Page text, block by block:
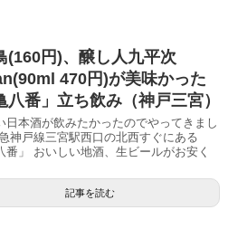
(160円)、醸し人九平次
470円)が美味かった
八番」立ち飲み（神戸三宮）
日本酒が飲みたかったのでやってきまし
神戸線三宮駅西口の北西すぐにある
番」 おいしい地酒、生ビールがお安く
記事を読む